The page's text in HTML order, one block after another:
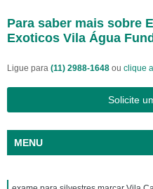
Para saber mais sobre
Exoticos Vila Água
Ligue para (11) 2988-1648 ou clique
Solicite
MENU